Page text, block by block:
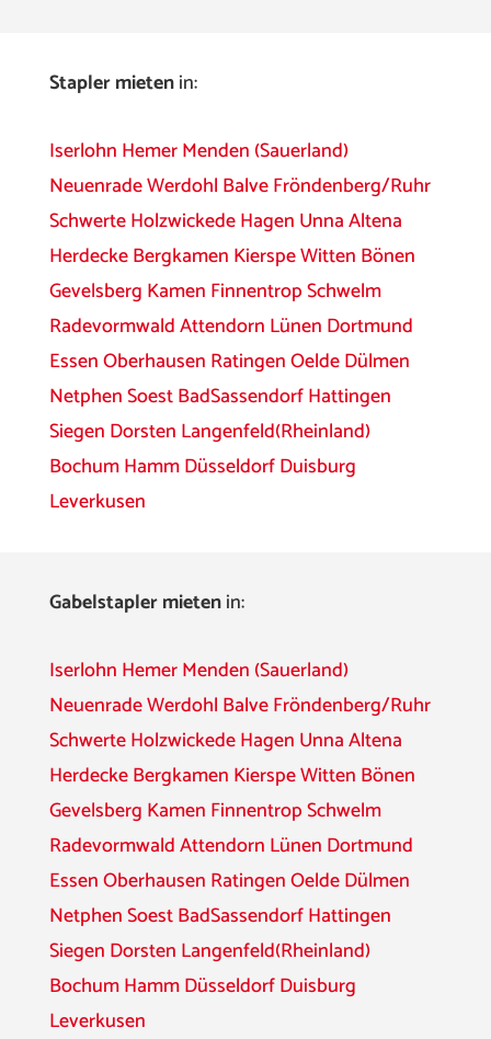
Stapler mietenin:
Iserlohn HemerMenden (Sauerland)
NeuenradeWerdohl BalveFröndenberg/Ruhr
SchwerteHolzwickedeHagen UnnaAltena
HerdeckeBergkamen KierspeWitten Bönen
Gevelsberg Kamen FinnentropSchwelm
RadevormwaldAttendorn Lünen Dortmund
EssenOberhausen RatingenOeldeDülmen
NetphenSoestBadSassendorfHattingen
Siegen Dorsten Langenfeld(Rheinland)
BochumHammDüsseldorfDuisburg
Leverkusen
Gabelstapler mietenin:
Iserlohn HemerMenden (Sauerland)
NeuenradeWerdohl BalveFröndenberg/Ruhr
SchwerteHolzwickedeHagen UnnaAltena
HerdeckeBergkamen KierspeWitten Bönen
Gevelsberg Kamen FinnentropSchwelm
RadevormwaldAttendorn Lünen Dortmund
EssenOberhausen RatingenOeldeDülmen
NetphenSoestBadSassendorfHattingen
Siegen Dorsten Langenfeld(Rheinland)
BochumHammDüsseldorfDuisburg
Leverkusen